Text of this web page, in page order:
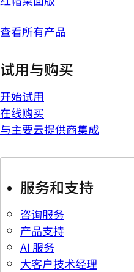
查看所有产品
试用与购买
开始试用
在线购买
与主要云提供商集成
服务和支持
咨询服务
产品支持
AI 服务
大客户技术经理